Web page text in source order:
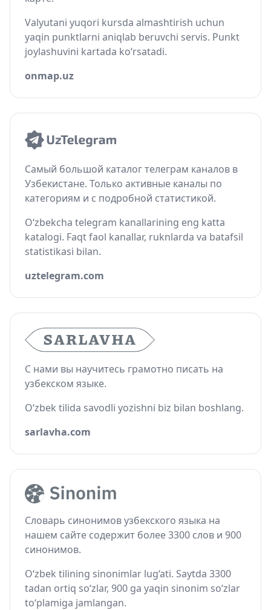
Valyutani yuqori kursda almashtirish uchun
yaqin punktlarni aniqlab beruvchi servis. Punkt
joylashuvini kartada ko‘rsatadi.
onmap.uz
Самый большой каталог телеграм каналов в
Узбекистане. Только активные каналы по
категориям и с подробной статистикой.
O‘zbekcha telegram kanallarining eng katta
katalogi. Faqt faol kanallar, ruknlarda va batafsil
statistikasi bilan.
uztelegram.com
С нами вы научитесь грамотно писать на
узбекском языке.
O‘zbek tilida savodli yozishni biz bilan boshlang.
sarlavha.com
Словарь синонимов узбекского языка на
нашем сайте содержит более 3300 слов и 900
синонимов.
O‘zbek tilining sinonimlar lug‘ati. Saytda 3300
tadan ortiq so‘zlar, 900 ga yaqin sinonim so‘zlar
to‘plamiga jamlangan.